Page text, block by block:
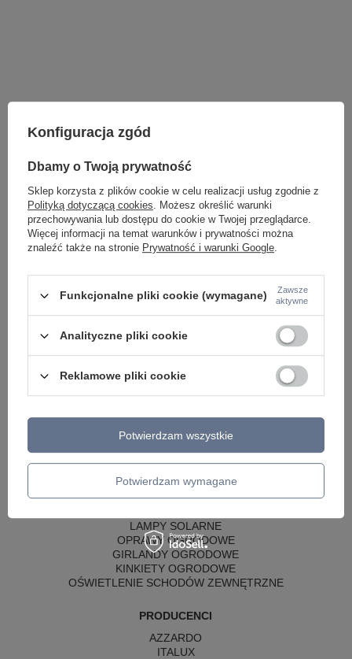
LAMPY WEWNĘTRZNE
KINKIETY NAD LUSTRO
ŻYRANDOLE
LAMPKI NOCNE
ŻYRANDOLE KRYSZTAŁOWE
LAMPY WISZĄCE CZARNE
LAMPY WISZĄCE - OKRĘGI
KINKIETY DO SYPIALNI
LAMPY SUFITOWE OKRĄGŁE
LAMPY OGRODOWE - WISZĄCE
LAMPY WISZĄCE - ZEWNĘTRZNE
LAMPY SOLARNE
OPRAWY OGRODOWE
GIRLANDY OGRODOWE
KINKIETY OGRODOWE
OŚWIETLENIE SCHODÓW ZEWNĘTRZNE
PRODUCENCI
AZZARDO
ITALUX
Konfiguracja zgód
Dbamy o Twoją prywatność
Sklep korzysta z plików cookie w celu realizacji usług zgodnie z
Polityką dotyczącą cookies. Możesz określić warunki
przechowywania lub dostępu do cookie w Twojej przeglądarce.
Więcej informacji na temat warunków i prywatności można
znaleźć także na stronie Prywatność i warunki Google.
Funkcjonalne pliki cookie (wymagane)
Zawsze
aktywne
Analityczne pliki cookie
Reklamowe pliki cookie
Potwierdzam wymagane
Potwierdzam wszystkie